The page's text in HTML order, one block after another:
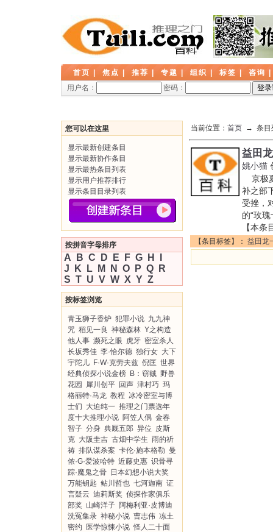
首页 焦点 推荐 专题 组织 标签 咨询
用户名：
密码：
您可以在这里
显示最新创建条目
显示最新协作条目
显示最热条目列表
显示用户推荐排行
显示条目目录列表
按拼音字母排序
A B C D E F G H
J
K L M N O P Q
R
S T U V W X Y Z
按标签浏览
青玉狮子香炉 犯罪小说 九九神
咒 稻见一良 神秘森林 Y之构造
他人事 濒死之眼 虎牙 密室杀人
长坂秀佳 李·恰尔德 独行女 大下
宇陀儿 F·W·克劳夫兹 倪匡 世界
经典侦探小说金榜 B：窃贼 野兽
花园
犀川创平 回声 津村巧 玛
格丽特·马龙 教程 冰冷密室与博
士们 大迫纯一 推理之门票选年
度十大推理小说 阿笠人偶 金春
智子 分身 典厩五郎 异位 皮斯
克 大阪圭吉 古畑中学生 雨的祈
祷 排队谋杀案 卡伦·施本格勒 曼
侬·G·爱波哈特 近藤史惠 识骨寻
踪·魔鬼之骨 日本幻想小说大奖
万能钥匙 鲇川哲也 七河迦南 证
言疑云 迪莉斯奖 侦探作家俱乐
部奖 山崎洋子 阿梅利亚·皮博迪
洗冤集录 神秘小说 曹志伟 冻土
密约
医学惊悚小说 怪人二十面
当前位置： 首页 → 条目
益田
姚小猫
京极
补之部
受挫，
的“玫
【本条
【条目标签】： 益田龙